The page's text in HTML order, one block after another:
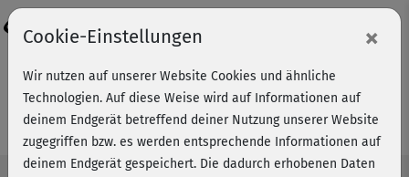
Mit Plan zum Ziel!
Unsere Programme
Cookie-Einstellungen ×
Wir nutzen auf unserer Website Cookies und ähnliche
Technologien. Auf diese Weise wird auf Informationen auf
deinem Endgerät betreffend deiner Nutzung unserer Website
zugegriffen bzw. es werden entsprechende Informationen auf
deinem Endgerät gespeichert. Die dadurch erhobenen Daten